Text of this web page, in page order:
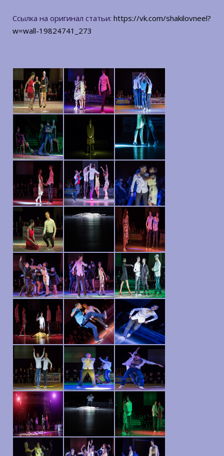
Ссылка на оригинал статьи: https://vk.com/shakilovneel?
w=wall-19824741_273